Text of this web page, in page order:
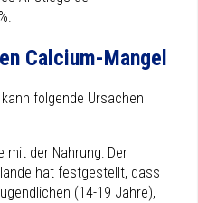
Calcium-Mangel
folgende Ursachen
mit der Nahrung: Der
hat festgestellt, dass
(14-19 Jahre),